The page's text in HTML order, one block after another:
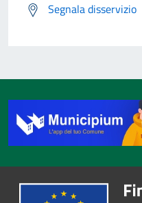
Segnala disservizio